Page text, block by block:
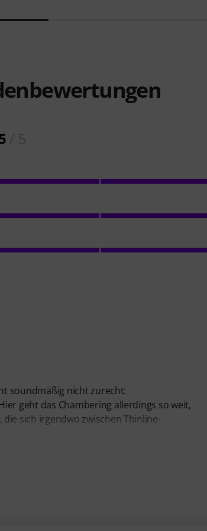
soundmäßig nicht zurecht:
geht das Chambering allerdings so weit,
sich irgendwo zwischen Thinline-